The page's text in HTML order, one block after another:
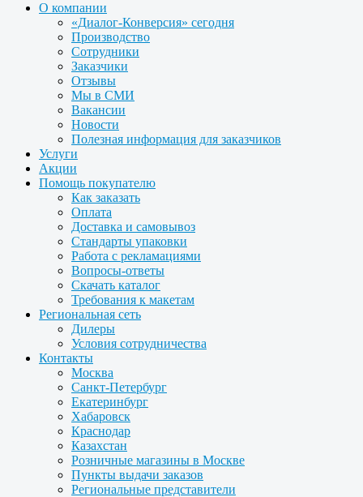
О компании
«Диалог-Конверсия» сегодня
Производство
Сотрудники
Заказчики
Отзывы
Мы в СМИ
Вакансии
Новости
Полезная информация для заказчиков
Услуги
Акции
Помощь покупателю
Как заказать
Оплата
Доставка и самовывоз
Стандарты упаковки
Работа с рекламациями
Вопросы-ответы
Скачать каталог
Требования к макетам
Региональная сеть
Дилеры
Условия сотрудничества
Контакты
Москва
Санкт-Петербург
Екатеринбург
Хабаровск
Краснодар
Казахстан
Розничные магазины в Москве
Пункты выдачи заказов
Региональные представители